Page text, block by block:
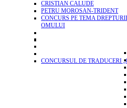
CRISTIAN CALUDE
PETRU MOROSAN-TRIDENT
CONCURS PE TEMA
OMULUI
CONCURSUL DE TRADUCERI